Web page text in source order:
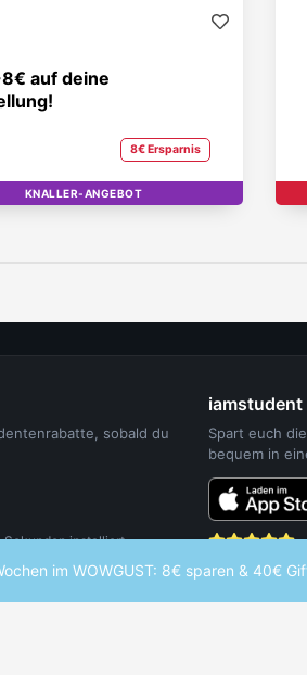
im WOWGUST: 8€ sparen & 40€
auf deine
8€ Ersparnis
TOP
KNALLER-ANGEBOT
sobald du
installiert.
iamstudent
Spart euch
bequem in